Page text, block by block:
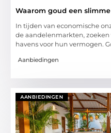
Waarom goud een
In tijden van economische
de aandelenmarkten,
havens voor hun vermogen.
Aanbiedingen
AANBIEDINGEN